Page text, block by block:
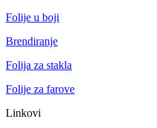
Folije u boji
Brendiranje
Folija za stakla
Folije za farove
Linkovi